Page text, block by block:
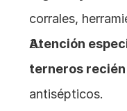
corrales,
Atención
terneros
antisépticos.